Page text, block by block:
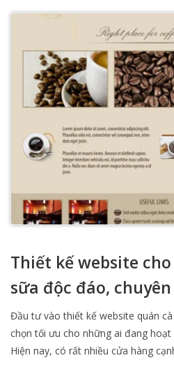
Thiết kế website
sữa độc đáo,
Đầu tư vào thiết kế website quán
chọn tối ưu cho những ai đang
Hiện nay, có rất nhiều cửa hàng